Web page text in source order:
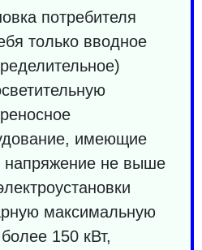
потребителя
только вводное
имеющие
напряжение не выше
максимальную
150 кВт,